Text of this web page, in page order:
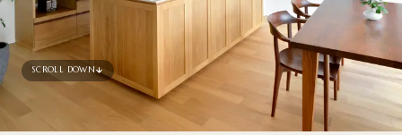
SCROLL DOWN